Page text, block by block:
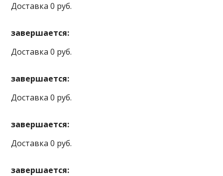
Доставка 0 руб.
завершается:
Доставка 0 руб.
завершается:
Доставка 0 руб.
завершается:
Доставка 0 руб.
завершается: